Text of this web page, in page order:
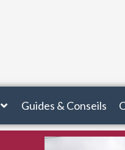
Guides & Conseils